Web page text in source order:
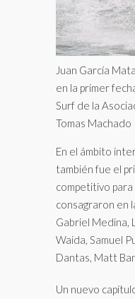
Juan García
en la primer
Surf de la
Tomas Machado
En el ámbito
también fue el
competitivo
consagraron en
Gabriel Medina,
Waida, Samuel
Dantas, Matt
Un nuevo